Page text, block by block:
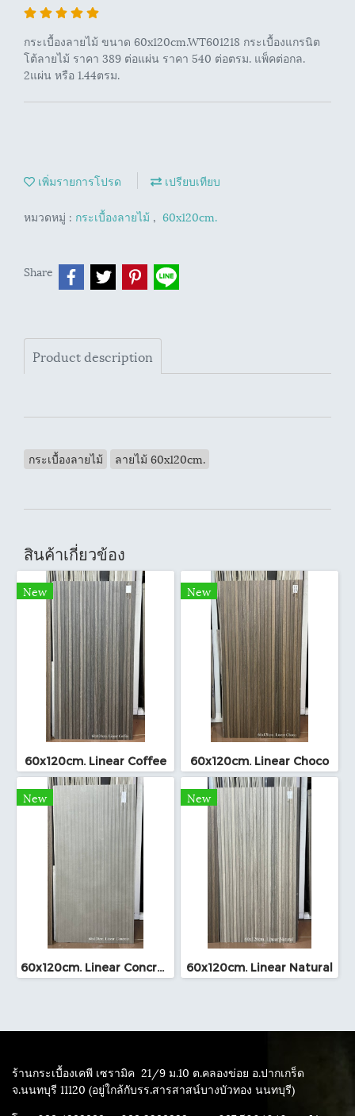
กระเบื้องลายไม้ ขนาด 60x120cm.WT601218 กระเบื้องแกรนิต
โต้ลายไม้ ราคา 389 ต่อแผ่น ราคา 540 ต่อตรม. แพ็คต่อกล.
2แผ่น หรือ 1.44ตรม.
เพิ่มรายการโปรด เปรียบเทียบ
หมวดหมู่ : กระเบื้องลายไม้ , 60x120cm.
Share
Product description
กระเบื้องลายไม้ ลายไม้ 60x120cm.
สินค้าเกี่ยวข้อง
New
60x120cm. Linear Coffee
New
60x120cm. Linear Choco
New
60x120cm. Linear Concrete
New
60x120cm. Linear Natural
ร้านกระเบื้องเคพี เซรามิค 21/9 ม.10 ต.คลองข่อย อ.ปากเกร็ด
จ.นนทบุรี 11120 (อยู่ใกล้กับรร.สารสาสน์บางบัวทอง นนทบุรี)